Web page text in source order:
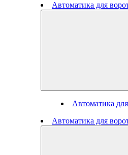
Автоматика для
Автоматика
Автоматика для